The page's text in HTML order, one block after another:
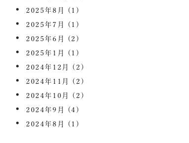
2025年8月 (1)
2025年7月 (1)
2025年6月 (2)
2025年1月 (1)
2024年12月 (2)
2024年11月 (2)
2024年10月 (2)
2024年9月 (4)
2024年8月 (1)